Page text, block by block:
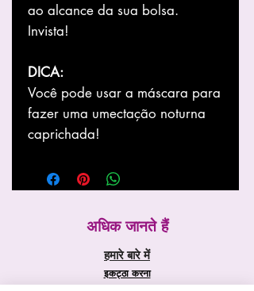
ao alcance da sua bolsa.
Invista!
DICA:
Você pode usar a máscara para
fazer uma umectação noturna
caprichada!
अधिक जानते हैं
हमारे बारे में
इकट्ठा करना